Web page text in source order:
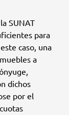
SUNAT
para
caso, una
a
dichos
por el